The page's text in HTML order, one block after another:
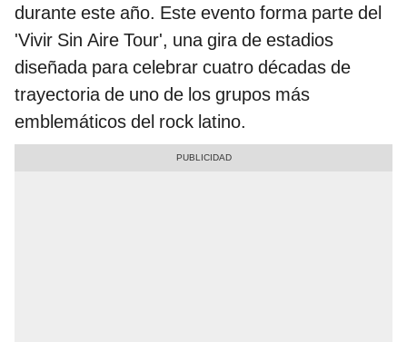
durante este año. Este evento forma parte del
'Vivir Sin Aire Tour', una gira de estadios
diseñada para celebrar cuatro décadas de
trayectoria de uno de los grupos más
emblemáticos del rock latino.